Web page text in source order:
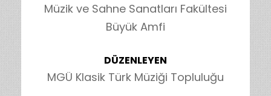
Müzik ve Sahne Sanatları Fakültesi
Büyük Amfi
DÜZENLEYEN
MGÜ Klasik Türk Müziği Topluluğu